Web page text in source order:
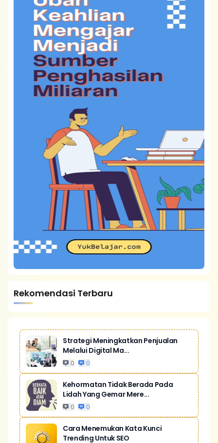
Rekomendasi Terbaru
Strategi Meningkatkan Penjualan
Melalui Digital Ma...
0 0
Kehormatan Tidak Berada Pada
Lidah Yang Gemar Mere...
0 0
Cara Menemukan Kata Kunci
Trending Untuk SEO